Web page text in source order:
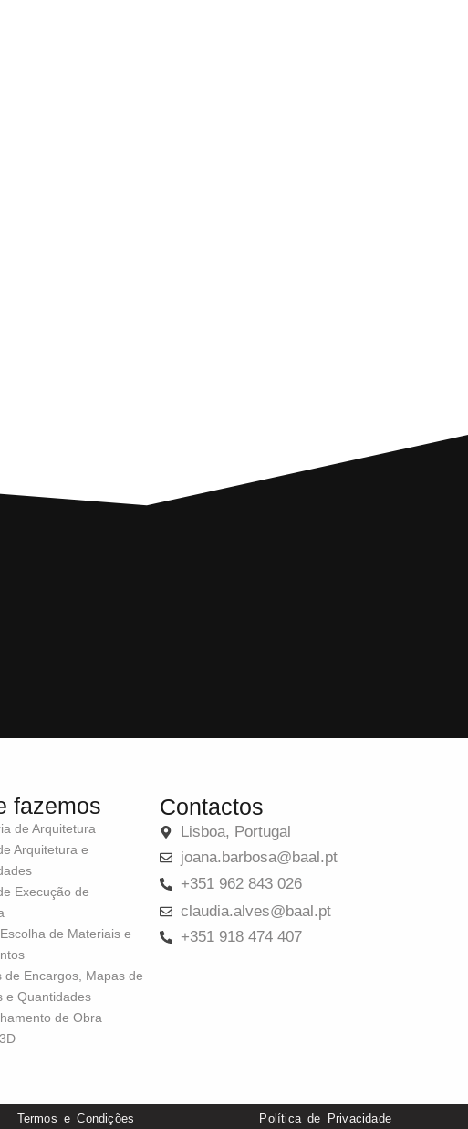
fazemos
de Arquitetura
Arquitetura e
Execução de
de Materiais e
de Encargos, Mapas de
e Quantidades
de Obra
Contactos
Lisboa, Portugal
joana.barbosa@baal.pt
+351 962 843 026
claudia.alves@baal.pt
+351 918 474 407
Termos e Condições Política de Privacidade